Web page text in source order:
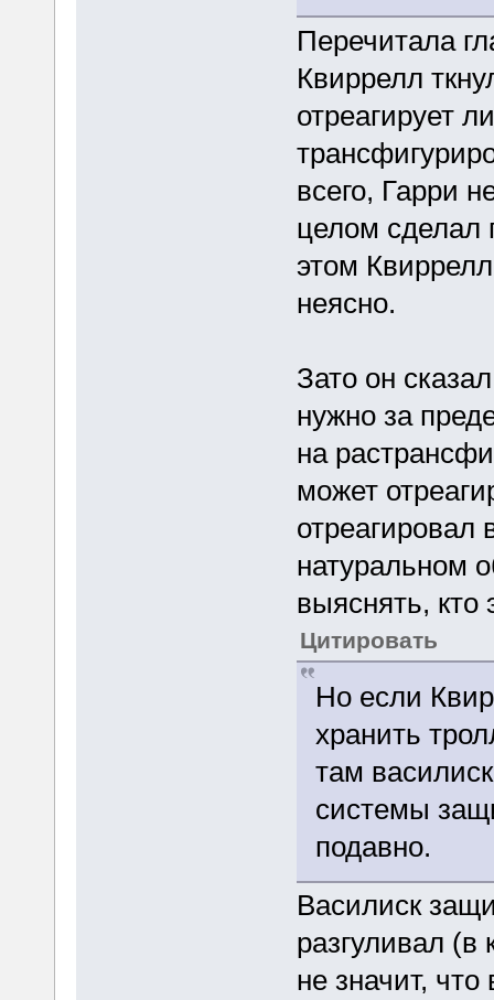
Перечитала
Квиррелл
отреагирует
всего, Гарри
целом сделал
этом
неясно.
Зато он
нужно за
на
может
отреагировал
натуральном
выяснять, кто
Цитировать
Но если
хранить
там
системы
подавно.
Василиск
разгуливал (в
не значит,